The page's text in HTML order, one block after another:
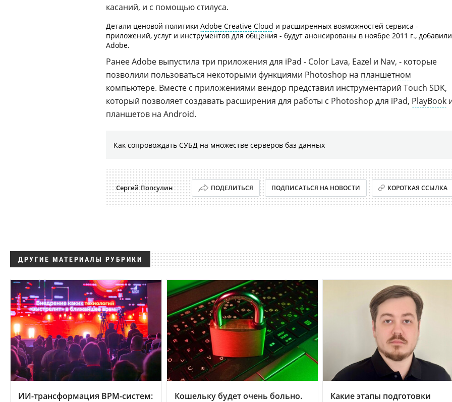
касаний, и с помощью стилуса.
Детали ценовой политики Adobe Creative Cloud и расширенных возможностей сервиса -
приложений, услуг и инструментов для общения - будут анонсированы в ноябре 2011 г.,
Adobe.
Ранее Adobe выпустила три приложения для iPad - Color Lava, Eazel и Nav, - которые
позволили пользоваться некоторыми функциями Photoshop на планшетном
компьютере. Вместе с приложениями вендор представил инструментарий Touch SDK,
который позволяет создавать расширения для работы с Photoshop для iPad, PlayBook
планшетов на Android.
Как сопровождать СУБД на множестве серверов баз данных
Сергей Попсулин ПОДЕЛИТЬСЯ ПОДПИСАТЬСЯ НА НОВОСТИ КОРОТКАЯ ССЫЛКА
ДРУГИЕ МАТЕРИАЛЫ РУБРИКИ
ИИ-трансформация BPM-систем:
Кошельку будет очень больно.
Какие этапы подготовки